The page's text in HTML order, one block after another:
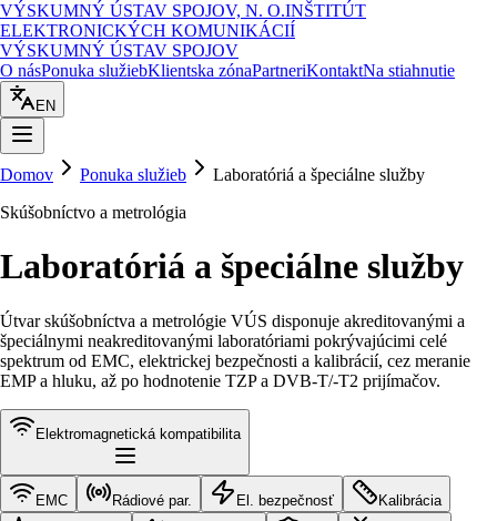
VÝSKUMNÝ ÚSTAV SPOJOV, N. O.INŠTITÚT
ELEKTRONICKÝCH KOMUNIKÁCIÍ
VÝSKUMNÝ ÚSTAV SPOJOV
O násPonuka služiebKlientska zónaPartneriKontaktNa stiahnutie
EN
Domov Ponuka služieb
Laboratóriá a špeciálne služby
Skúšobníctvo a metrológia
Laboratóriá a špeciálne služby
Útvar skúšobníctva a metrológie VÚS disponuje akreditovanými a
špeciálnymi neakreditovanými laboratóriami pokrývajúcimi celé
spektrum od EMC, elektrickej bezpečnosti a kalibrácií, cez meranie
EMP a hluku, až po hodnotenie TZP a DVB-T/-T2 prijímačov.
Elektromagnetická kompatibilita
EMC Rádiové par. El. bezpečnosť Kalibrácia